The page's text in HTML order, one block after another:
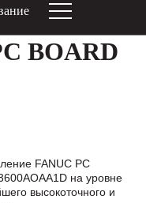
BOARD
FANUC PC
на уровне
высокоточного и